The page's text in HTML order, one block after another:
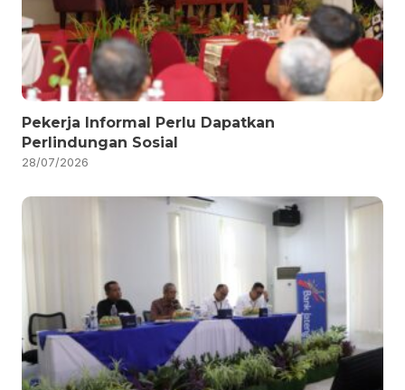
Pekerja Informal Perlu Dapatkan
Perlindungan Sosial
28/07/2026